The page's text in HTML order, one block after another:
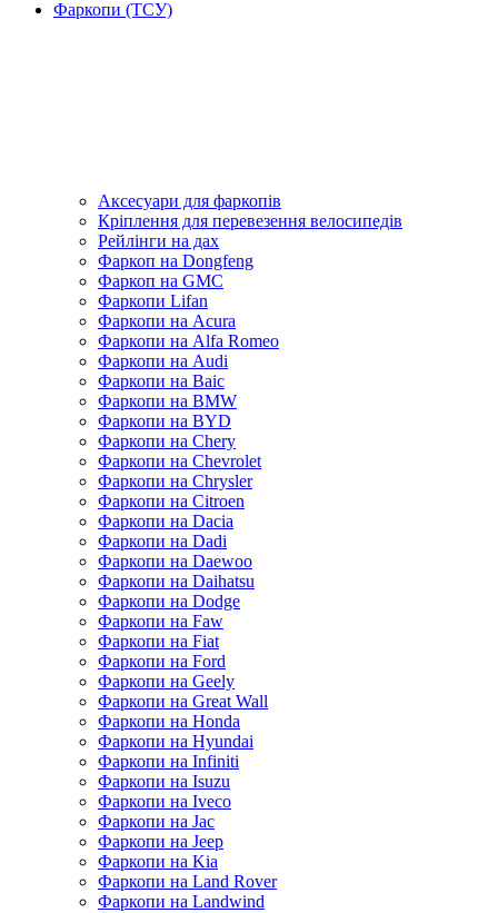
Фаркопи (ТСУ)
Аксесуари для фаркопів
Кріплення для перевезення велосипедів
Рейлінги на дах
Фаркоп на Dongfeng
Фаркоп на GMC
Фаркопи Lifan
Фаркопи на Acura
Фаркопи на Alfa Romeo
Фаркопи на Audi
Фаркопи на Baic
Фаркопи на BMW
Фаркопи на BYD
Фаркопи на Chery
Фаркопи на Chevrolet
Фаркопи на Chrysler
Фаркопи на Citroen
Фаркопи на Dacia
Фаркопи на Dadi
Фаркопи на Daewoo
Фаркопи на Daihatsu
Фаркопи на Dodge
Фаркопи на Faw
Фаркопи на Fiat
Фаркопи на Ford
Фаркопи на Geely
Фаркопи на Great Wall
Фаркопи на Honda
Фаркопи на Hyundai
Фаркопи на Infiniti
Фаркопи на Isuzu
Фаркопи на Iveco
Фаркопи на Jac
Фаркопи на Jeep
Фаркопи на Kia
Фаркопи на Land Rover
Фаркопи на Landwind